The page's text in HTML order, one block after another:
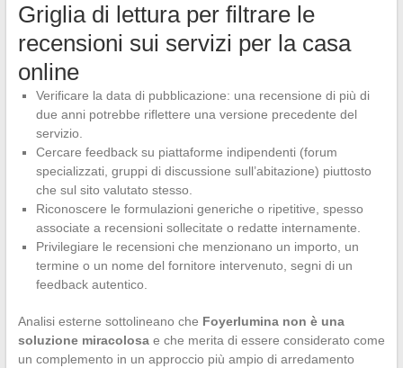
Griglia di lettura per filtrare le
recensioni sui servizi per la casa
online
Verificare la data di pubblicazione: una recensione di più di
due anni potrebbe riflettere una versione precedente del
servizio.
Cercare feedback su piattaforme indipendenti (forum
specializzati, gruppi di discussione sull’abitazione) piuttosto
che sul sito valutato stesso.
Riconoscere le formulazioni generiche o ripetitive, spesso
associate a recensioni sollecitate o redatte internamente.
Privilegiare le recensioni che menzionano un importo, un
termine o un nome del fornitore intervenuto, segni di un
feedback autentico.
Analisi esterne sottolineano che Foyerlumina non è una
soluzione miracolosae che merita di essere considerato come
un complemento in un approccio più ampio di arredamento